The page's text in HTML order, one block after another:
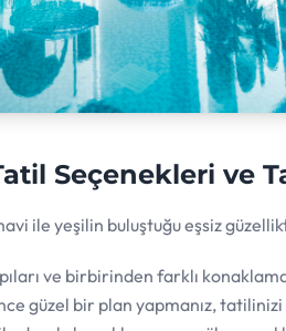
Seçenekleri ve
ile yeşilin buluştuğu eşsiz
ve birbirinden farklı
güzel bir plan yapmanız,